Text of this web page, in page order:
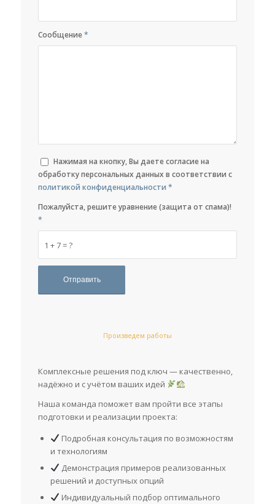
Сообщение*
Нажимая на кнопку, Вы даете согласие на
обработку персональных данных в соответствии с
политикой конфиденциальности *
1 + 7 = ?
Пожалуйста, решите уравнение (защита от спама)!
*
Произведем работы
Комплексные решения под ключ — качественно,
надёжно и с учётом ваших идей
Наша команда поможет вам пройти все этапы
подготовки и реализации проекта:
Подробная консультация по возможностям
и технологиям
Демонстрация примеров реализованных
решений и доступных опций
Индивидуальный подбор оптимального